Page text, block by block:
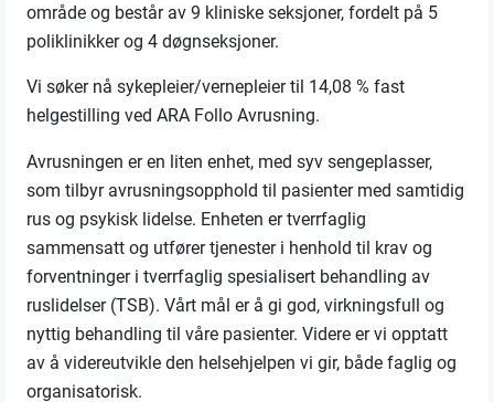
område og består av 9 kliniske seksjoner, fordelt på 5
poliklinikker og 4 døgnseksjoner.
Vi søker nå sykepleier/vernepleier til 14,08 % fast
helgestilling ved ARA Follo Avrusning.
Avrusningen er en liten enhet, med syv sengeplasser,
som tilbyr avrusningsopphold til pasienter med samtidig
rus og psykisk lidelse. Enheten er tverrfaglig
sammensatt og utfører tjenester i henhold til krav og
forventninger i tverrfaglig spesialisert behandling av
ruslidelser (TSB). Vårt mål er å gi god, virkningsfull og
nyttig behandling til våre pasienter. Videre er vi opptatt
av å videreutvikle den helsehjelpen vi gir, både faglig og
organisatorisk.